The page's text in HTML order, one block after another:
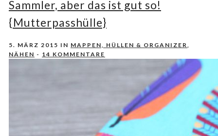
Sammler, aber das ist gut so!
{Mutterpasshülle}
5. MÄRZ 2015 IN MAPPEN, HÜLLEN & ORGANIZER
NÄHEN - 14 KOMMENTARE